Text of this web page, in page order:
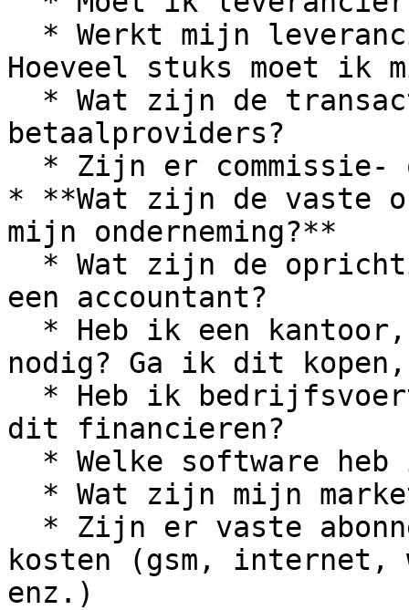
Hoeveel stuks moet ik
betaalproviders?
* **Wat zijn de vaste
mijn onderneming?**
een accountant?
nodig? Ga ik dit
dit financieren?
kosten (gsm,
enz.)